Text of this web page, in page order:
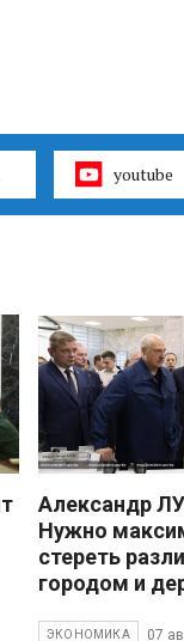
youtube
Александр
Нужно
стереть
городом и
ЭКОНОМИКА 07